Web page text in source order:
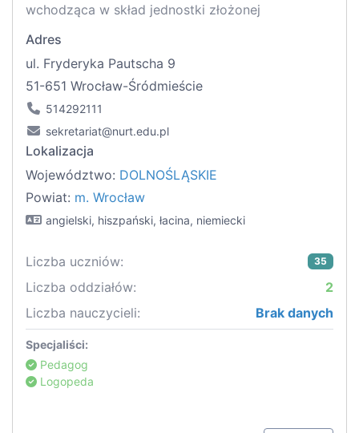
wchodząca w skład jednostki złożonej
Adres
ul. Fryderyka Pautscha 9
51-651 Wrocław-Śródmieście
514292111
sekretariat@nurt.edu.pl
Lokalizacja
Województwo: DOLNOŚLĄSKIE
Powiat: m. Wrocław
angielski, hiszpański, łacina, niemiecki
Liczba uczniów: 35
Liczba oddziałów:
2
Liczba nauczycieli:
Brak danych
Specjaliści:
Pedagog
Logopeda